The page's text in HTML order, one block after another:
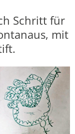
Schritt für
mit